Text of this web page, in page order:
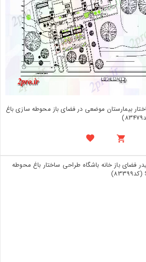
بیمارستان موضعی در فضای باز محوطه سازی باغ